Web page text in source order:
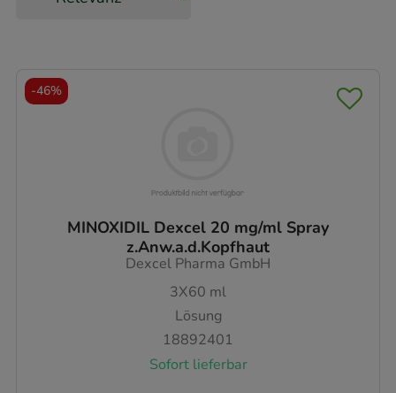
MINOXIDIL Dexcel 20 mg/ml Spray
z.Anw.a.d.Kopfhaut
Dexcel Pharma GmbH
3X60 ml
Lösung
18892401
Sofort lieferbar
-46%